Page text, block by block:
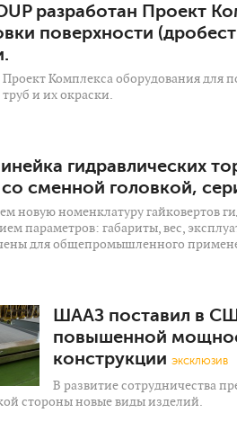
разработан Проект
поверхности
Проект Комплекса оборудования для
и их окраски.
гидравлических
сменной головкой,
новую номенклатуру гайковертов
параметров: габариты, вес,
для общепромышленного
ШААЗ поставил в
повышенной
конструкции ЭКСКЛЮЗИВ
В развитие сотрудничества
стороны новые виды изделий.